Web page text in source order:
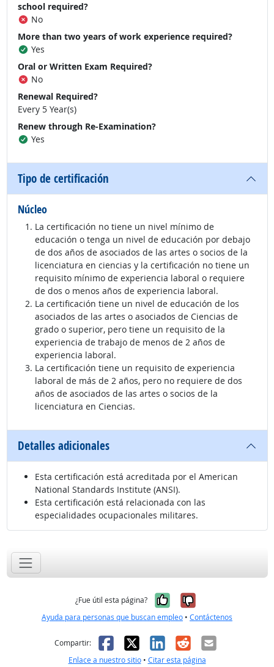
school required?
No
More than two years of work experience required?
Yes
Oral or Written Exam Required?
No
Renewal Required?
Every 5 Year(s)
Renew through Re-Examination?
Yes
Tipo de certificación
Núcleo
La certificación no tiene un nivel mínimo de
educación o tenga un nivel de educación por debajo
de dos años de asociados de las artes o socios de la
licenciatura en ciencias y la certificación no tiene un
requisito mínimo de experiencia laboral o requiere
de dos o menos años de experiencia laboral.
La certificación tiene un nivel de educación de los
asociados de las artes o asociados de Ciencias de
grado o superior, pero tiene un requisito de la
experiencia de trabajo de menos de 2 años de
experiencia laboral.
La certificación tiene un requisito de experiencia
laboral de más de 2 años, pero no requiere de dos
años de asociados de las artes o socios de la
licenciatura en Ciencias.
Detalles adicionales
Esta certificación está acreditada por el American
National Standards Institute (ANSI).
Esta certificación está relacionada con las
especialidades ocupacionales militares.
¿Fue útil esta página? Sí, fue útil
No, no fue
Ayuda para personas que buscan empleo • Contáctenos
Compartir: Facebook
X LinkedIn
RedditCorreo
Enlace a nuestro sitio• Citar esta página